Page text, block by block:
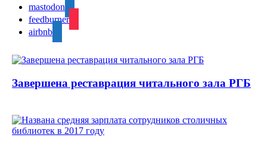
mastodon
feedburner
airbnb
Завершена реставрация читального зала РГБ